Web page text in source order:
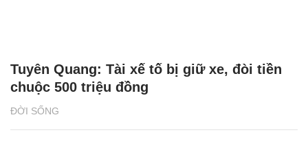
ĐỜI SỐNG
Tuyên Quang: Tài xế tố bị giữ xe, đòi tiền
chuộc 500 triệu đồng